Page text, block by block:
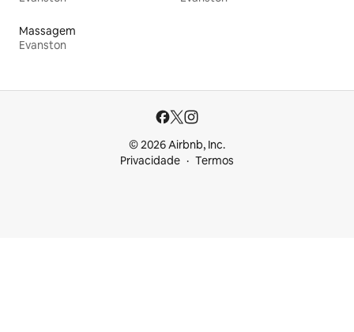
Massagem
Evanston
© 2026 Airbnb, Inc.
Privacidade
Termos